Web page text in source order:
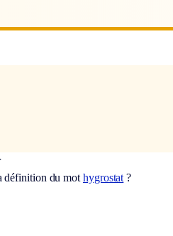
définition du mothygrostat ?